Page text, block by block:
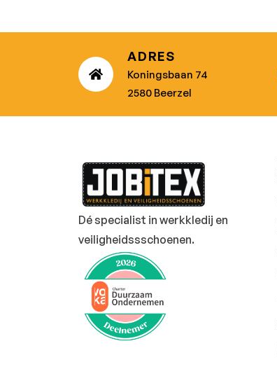
ADRES
Koningsbaan 74
2580 Beerzel
Dé specialist in werkkledij en
veiligheidssschoenen.